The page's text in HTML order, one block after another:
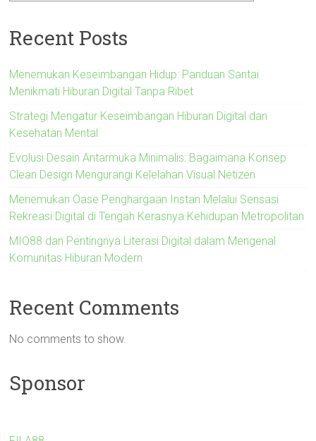
Recent Posts
Menemukan Keseimbangan Hidup: Panduan Santai
Menikmati Hiburan Digital Tanpa Ribet
Strategi Mengatur Keseimbangan Hiburan Digital dan
Kesehatan Mental
Evolusi Desain Antarmuka Minimalis: Bagaimana Konsep
Clean Design Mengurangi Kelelahan Visual Netizen
Menemukan Oase Penghargaan Instan Melalui Sensasi
Rekreasi Digital di Tengah Kerasnya Kehidupan Metropolitan
MIO88 dan Pentingnya Literasi Digital dalam Mengenal
Komunitas Hiburan Modern
Recent Comments
No comments to show.
Sponsor